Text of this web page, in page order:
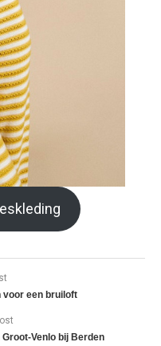
voor een bruiloft
Venlo bij Berden